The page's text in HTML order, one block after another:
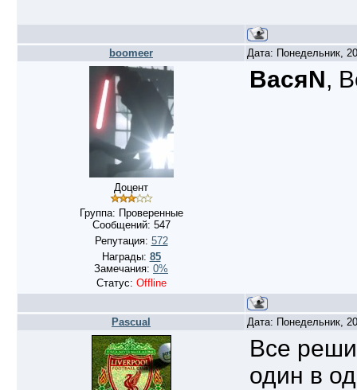
boomeer Дата: Понедельник,
Доцент
Группа: Проверенные
Сообщений: 547
Репутация: 572
Награды: 85
Замечания: 0%
Статус: Offline
ВасяN,
Pascual Дата: Понедельник,
Все
один в